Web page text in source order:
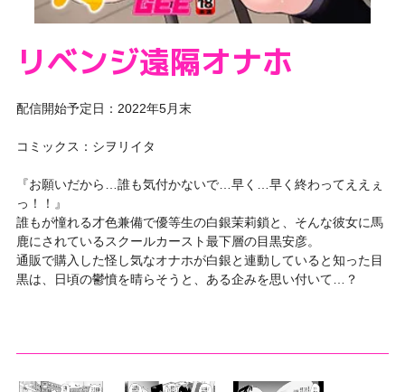
リベンジ遠隔オナホ
配信開始予定日：2022年5月末
コミックス：シヲリイタ
『お願いだから…誰も気付かないで…早く…早く終わってええぇ
っ！！』
誰もが憧れる才色兼備で優等生の白銀茉莉鎖と、そんな彼女に馬
鹿にされているスクールカースト最下層の目黒安彦。
通販で購入した怪し気なオナホが白銀と連動していると知った目
黒は、日頃の鬱憤を晴らそうと、ある企みを思い付いて…？